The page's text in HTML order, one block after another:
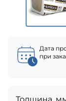
Дата
при
Толщина,